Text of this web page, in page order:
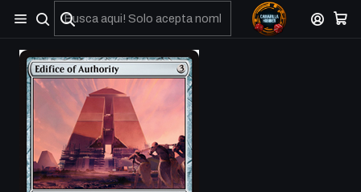
No olviden reportar sus depositos y transferencias por Whatsapp